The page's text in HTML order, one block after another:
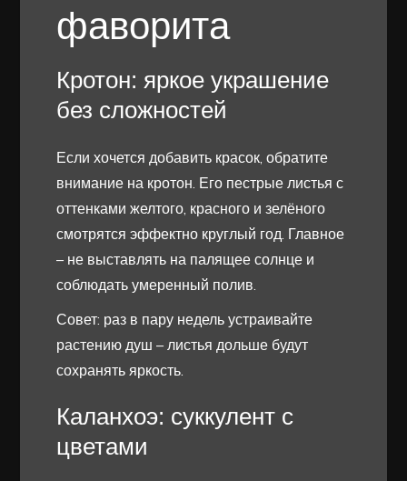
фаворита
Кротон: яркое украшение
без сложностей
Если хочется добавить красок, обратите
внимание на кротон. Его пестрые листья с
оттенками желтого, красного и зелёного
смотрятся эффектно круглый год. Главное
– не выставлять на палящее солнце и
соблюдать умеренный полив.
Совет: раз в пару недель устраивайте
растению душ – листья дольше будут
сохранять яркость.
Каланхоэ: суккулент с
цветами